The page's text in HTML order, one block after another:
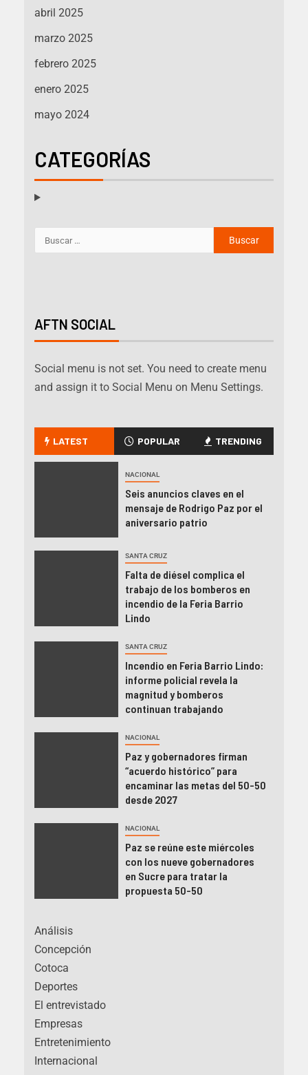
abril 2025
marzo 2025
febrero 2025
enero 2025
mayo 2024
CATEGORÍAS
AFTN SOCIAL
Social menu is not set. You need to create menu
and assign it to Social Menu on Menu Settings.
LATEST POPULAR TRENDING
NACIONAL
Seis anuncios claves en el
mensaje de Rodrigo Paz por el
aniversario patrio
SANTA CRUZ
Falta de diésel complica el
trabajo de los bomberos en
incendio de la Feria Barrio
Lindo
SANTA CRUZ
Incendio en Feria Barrio Lindo:
informe policial revela la
magnitud y bomberos
continuan trabajando
NACIONAL
Paz y gobernadores firman
“acuerdo histórico” para
encaminar las metas del 50-50
desde 2027
NACIONAL
Paz se reúne este miércoles
con los nueve gobernadores
en Sucre para tratar la
propuesta 50-50
Análisis
Concepción
Cotoca
Deportes
El entrevistado
Empresas
Entretenimiento
Internacional